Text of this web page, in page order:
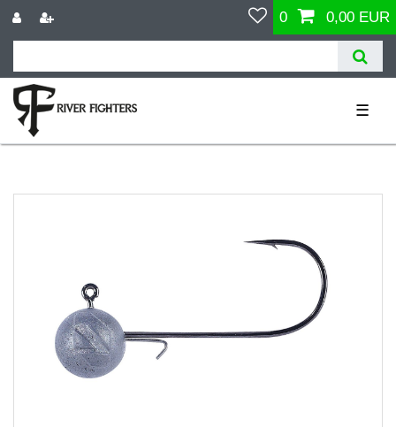
0 0,00 EUR
☰